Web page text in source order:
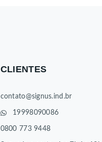
CLIENTES
contato@signus.ind.br
19998090086
0800 773 9448